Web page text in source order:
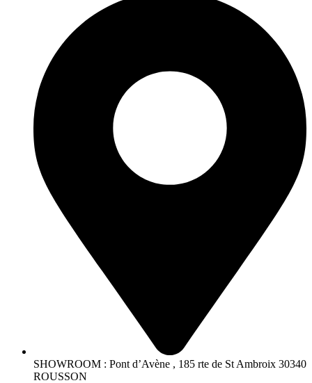
SHOWROOM : Pont d’Avène , 185 rte de St Ambroix 30340
ROUSSON